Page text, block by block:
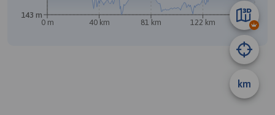
km
0 m 40 km 81 km 122 km 163 km
143 m